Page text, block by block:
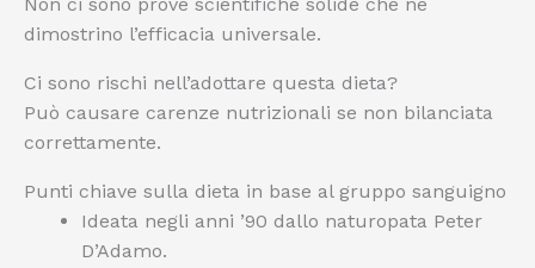
dimostrino l’efficacia universale.
Ci sono rischi nell’adottare questa dieta?
Può causare carenze nutrizionali se non bilanciata
correttamente.
Punti chiave sulla dieta in base al gruppo sanguigno
Ideata negli anni ’90 dallo naturopata Peter
D’Adamo.